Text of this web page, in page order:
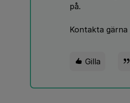
på.
Kontakta gärna
Gilla